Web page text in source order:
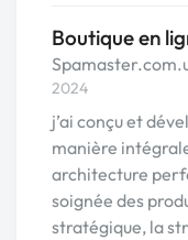
Boutique en
2024
j’ai conçu et
manière
architecture
soignée des
stratégique, la